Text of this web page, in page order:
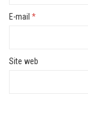
E-mail *
Site web